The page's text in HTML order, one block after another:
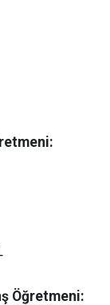
Öğretmeni: